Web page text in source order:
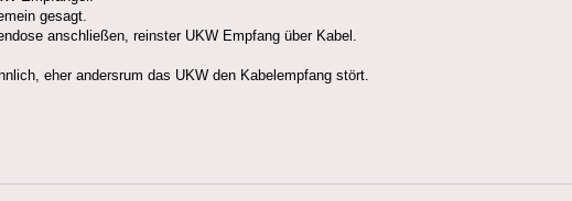
gesagt.
anschließen, reinster UKW Empfang über Kabel.
eher andersrum das UKW den Kabelempfang stört.